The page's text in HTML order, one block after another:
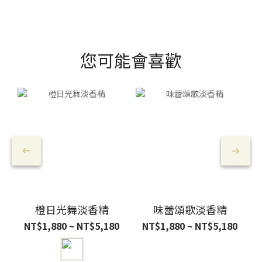
您可能會喜歡
橙日光舞淡香精
NT$1,880 ~ NT$5,180
味蕾頌歌淡香精
NT$1,880 ~ NT$5,180